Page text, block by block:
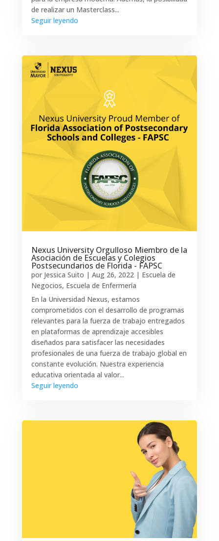
de realizar un Masterclass...
Seguir leyendo
Nexus University Orgulloso Miembro de la
Asociación de Escuelas y Colegios
Postsecundarios de Florida - FAPSC
por Jessica Suito | Aug 26, 2022| Escuela de
Negocios, Escuela de Enfermería
En la Universidad Nexus, estamos
comprometidos con el desarrollo de programas
relevantes para la fuerza de trabajo entregados
en plataformas de aprendizaje accesibles
diseñados para satisfacer las necesidades
profesionales de una fuerza de trabajo global en
constante evolución. Nuestra experiencia
educativa orientada al valor...
Seguir leyendo